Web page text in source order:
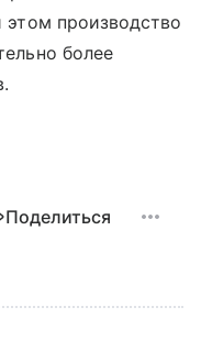
этом производство
более
Поделиться